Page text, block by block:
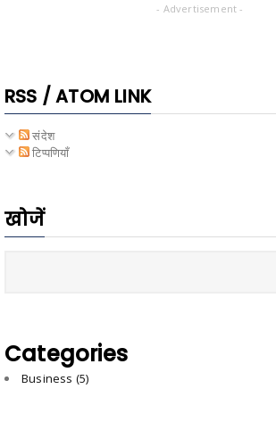
- Advertisement -
RSS / ATOM LINK
संदेश
टिप्पणियाँ
खोजें
Categories
Business (5)